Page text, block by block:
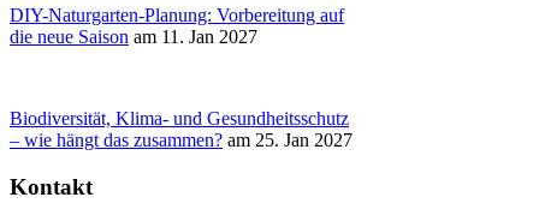
DIY-Naturgarten-Planung: Vorbereitung auf
die neue Saison am 11. Jan 2027
Biodiversität, Klima- und Gesundheitsschutz
– wie hängt das zusammen? am 25. Jan 2027
Kontakt